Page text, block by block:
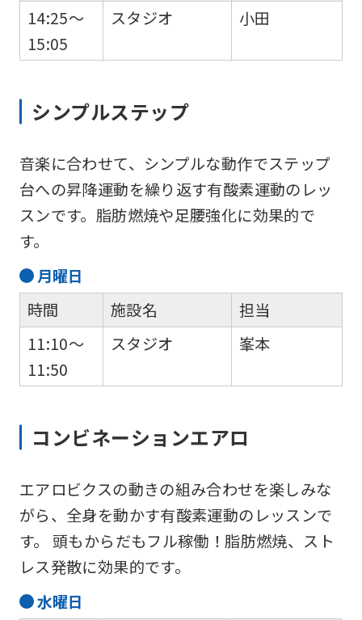
14:25～
15:05
スタジオ
小田
シンプルステップ
音楽に合わせて、シンプルな動作でステップ
台への昇降運動を繰り返す有酸素運動のレッ
スンです。脂肪燃焼や足腰強化に効果的で
す。
月曜日
時間
11:10～
11:50
施設名
スタジオ
担当
峯本
コンビネーションエアロ
エアロビクスの動きの組み合わせを楽しみな
がら、全身を動かす有酸素運動のレッスンで
す。 頭もからだもフル稼働！脂肪燃焼、スト
レス発散に効果的です。
水曜日